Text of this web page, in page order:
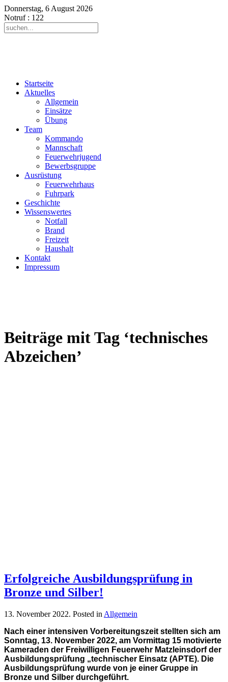
Donnerstag, 6 August 2026
Notruf: 122
Startseite
Aktuelles
Allgemein
Einsätze
Übung
Team
Kommando
Mannschaft
Feuerwehrjugend
Bewerbsgruppe
Ausrüstung
Feuerwehrhaus
Fuhrpark
Geschichte
Wissenswertes
Notfall
Brand
Freizeit
Haushalt
Kontakt
Impressum
Beiträge mit Tag ‘technisches
Abzeichen’
Erfolgreiche Ausbildungsprüfung in
Bronze und Silber!
13. November 2022. Posted in Allgemein
Nach einer intensiven Vorbereitungszeit stellten sich am
Sonntag, 13. November 2022, am Vormittag 15 motivierte
Kameraden der Freiwilligen Feuerwehr Matzleinsdorf der
Ausbildungsprüfung „technischer Einsatz (APTE). Die
Ausbildungsprüfung wurde von je einer Gruppe in
Bronze und Silber durchgeführt.